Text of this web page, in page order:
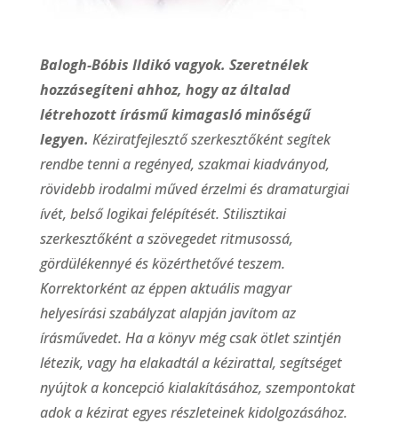
Balogh-Bóbis Ildikó vagyok. Szeretnélek
hozzásegíteni ahhoz, hogy az általad
létrehozott írásmű kimagasló minőségű
legyen. Kéziratfejlesztő szerkesztőként segítek
rendbe tenni a regényed, szakmai kiadványod,
rövidebb irodalmi műved érzelmi és dramaturgiai
ívét, belső logikai felépítését. Stilisztikai
szerkesztőként a szövegedet ritmusossá,
gördülékennyé és közérthetővé teszem.
Korrektorként az éppen aktuális magyar
helyesírási szabályzat alapján javítom az
írásművedet. Ha a könyv még csak ötlet szintjén
létezik, vagy ha elakadtál a kézirattal, segítséget
nyújtok a koncepció kialakításához, szempontokat
adok a kézirat egyes részleteinek kidolgozásához.